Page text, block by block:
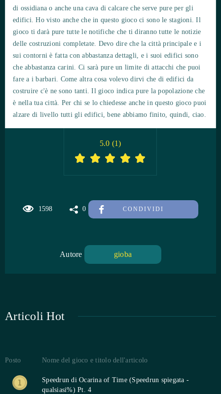
di ossidiana o anche una cava di calcare che serve pure per gli
edifici. Ho visto anche che in questo gioco ci sono le stagioni. Il
gioco ti darà pure tutte le notifiche che ti diranno tutte le notizie
delle costruzioni completate. Devo dire che la città principale e i
sui contorni è fatta con abbastanza dettagli, e i suoi edifici sono
che abbastanza carini. Ci sarà pure un limite di attacchi che puoi
fare a i barbari. Come altra cosa volevo dirvi che di edifici da
costruire c'è ne sono tanti. Il gioco indica pure la popolazione che
è nella tua città. Per chi se lo chiedesse anche in questo gioco puoi
alzare di livello tutti gli edifici, bene abbiamo finito, quindi, ciao.
1598 0 CONDIVIDI
5.0 (1)
Autore gioba
Articoli Hot
Posto Nome del gioco e titolo dell'articolo
Speedrun di Ocarina of Time (Speedrun spiegata -
qualsiasi%) Pt. 4